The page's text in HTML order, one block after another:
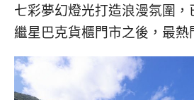
七彩夢幻燈光打造浪漫氛圍，
繼星巴克貨櫃門市之後，最熱